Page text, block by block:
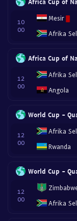
10
00
Mesir
Afrika
Africa Cup of
12
00
Afrika
Angola
World Cup -
12
00
Afrika
Rwanda
World Cup -
12
00
Afrika